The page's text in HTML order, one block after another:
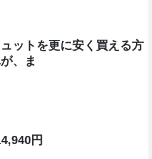
ットを更に安く買える方
、ま
円